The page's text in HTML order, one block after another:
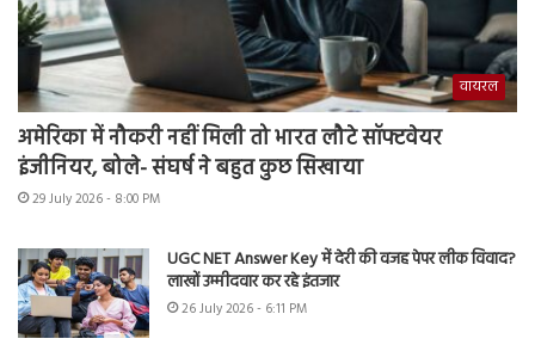
वायरल
अमेरिका में नौकरी नहीं मिली तो भारत लौटे सॉफ्टवेयर
इंजीनियर, बोले- संघर्ष ने बहुत कुछ सिखाया
29 July 2026 - 8:00 PM
UGC NET Answer Key में देरी की वजह पेपर लीक विवाद?
लाखों उम्मीदवार कर रहे इंतजार
26 July 2026 - 6:11 PM